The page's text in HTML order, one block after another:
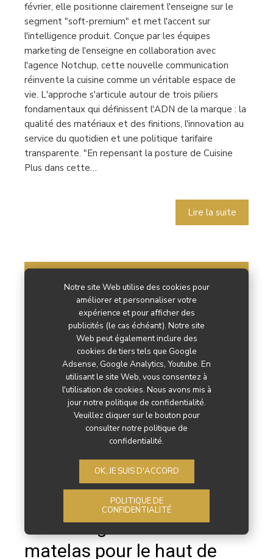
Notre site Web utilise des cookies pour
améliorer et personnaliser votre
expérience et pour afficher des
publicités (le cas échéant). Notre site
Web peut également inclure des
cookies de tiers tels que Google
Adsense, Google Analytics, Youtube. En
utilisant le site Web, vous consentez à
l'utilisation de cookies. Nous avons mis à
jour notre politique de confidentialité.
Veuillez cliquer sur le bouton pour
consulter notre politique de
confidentialité.
OK, JE SUIS D'ACCORD
POLITIQUE DE
CONFIDENTIALITÉ
février, elle positionne clairement l'enseigne sur le
segment "soft-premium" et met l'accent sur
l'intelligence produit. Conçue par les équipes
marketing de l'enseigne en collaboration avec
l'agence Notchup, cette nouvelle communication
réinvente la cuisine comme un véritable espace de
vie. L'approche s'articule autour de trois piliers
fondamentaux qui définissent l'ADN de la marque : la
qualité des matériaux et des finitions, l'innovation au
service du quotidien et une politique tarifaire
transparente. "En repensant la posture de Cuisine
Plus dans cette…
Lire la suite
20 JAN 2025
Anthony Thiriet
Polypreen lance une
nouvelle gamme de
matelas pour le haut de